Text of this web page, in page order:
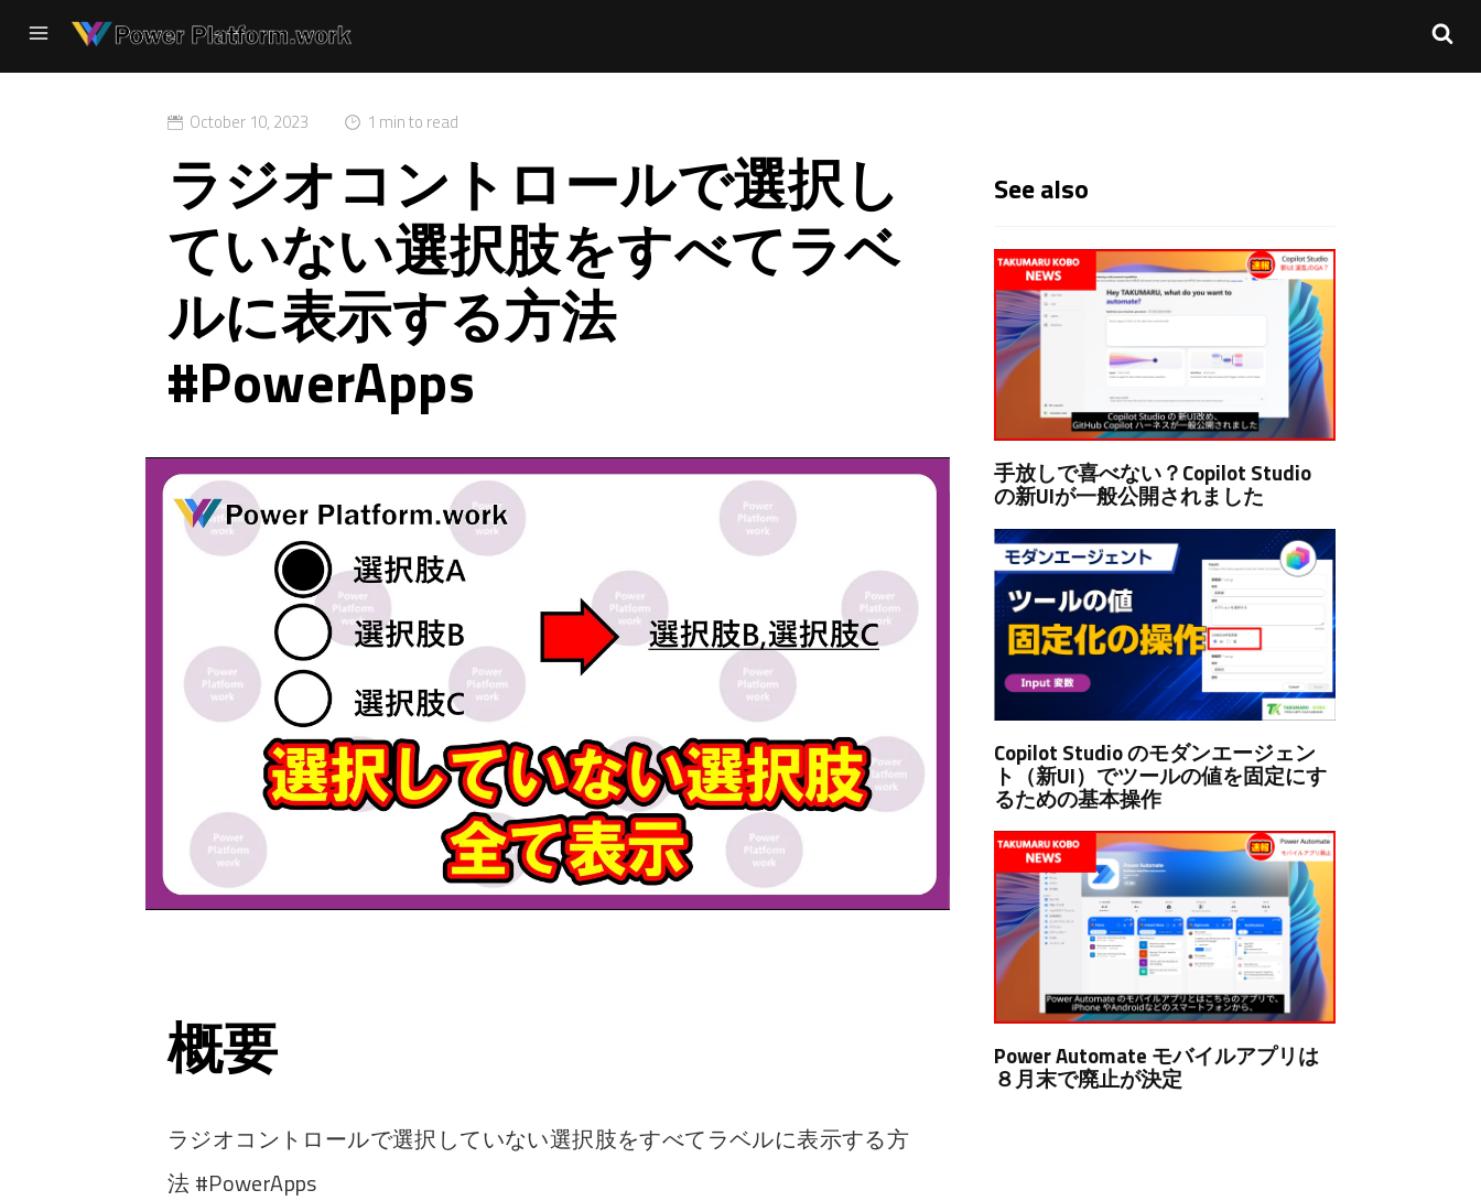
October 10, 2023 1 min to read
ラジオコントロールで選択し
ていない選択肢をすべてラベ
ルに表示する方法
#PowerApps
概要
ラジオコントロールで選択していない選択肢をすべてラベルに表示する方
法 #PowerApps
See also
手放しで喜べない？Copilot Studio
の新UIが一般公開されました
Copilot Studio のモダンエージェン
ト（新UI）でツールの値を固定にす
るための基本操作
Power Automate モバイルアプリは
８月末で廃止が決定